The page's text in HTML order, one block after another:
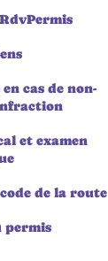
cas de non-
et examen
de la route
permis